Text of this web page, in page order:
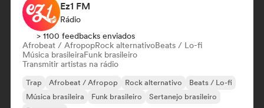
Ez1 FM
Rádio
> 1100 feedbacks enviados
Afrobeat / AfropopRock alternativoBeats / Lo-fi
Música brasileiraFunk brasileiro
Transmitir artistas na rádio
Trap Afrobeat / Afropop Rock alternativo
Beats / Lo-fi
Música brasileira
Funk brasileiro
Sertanejo brasileiro